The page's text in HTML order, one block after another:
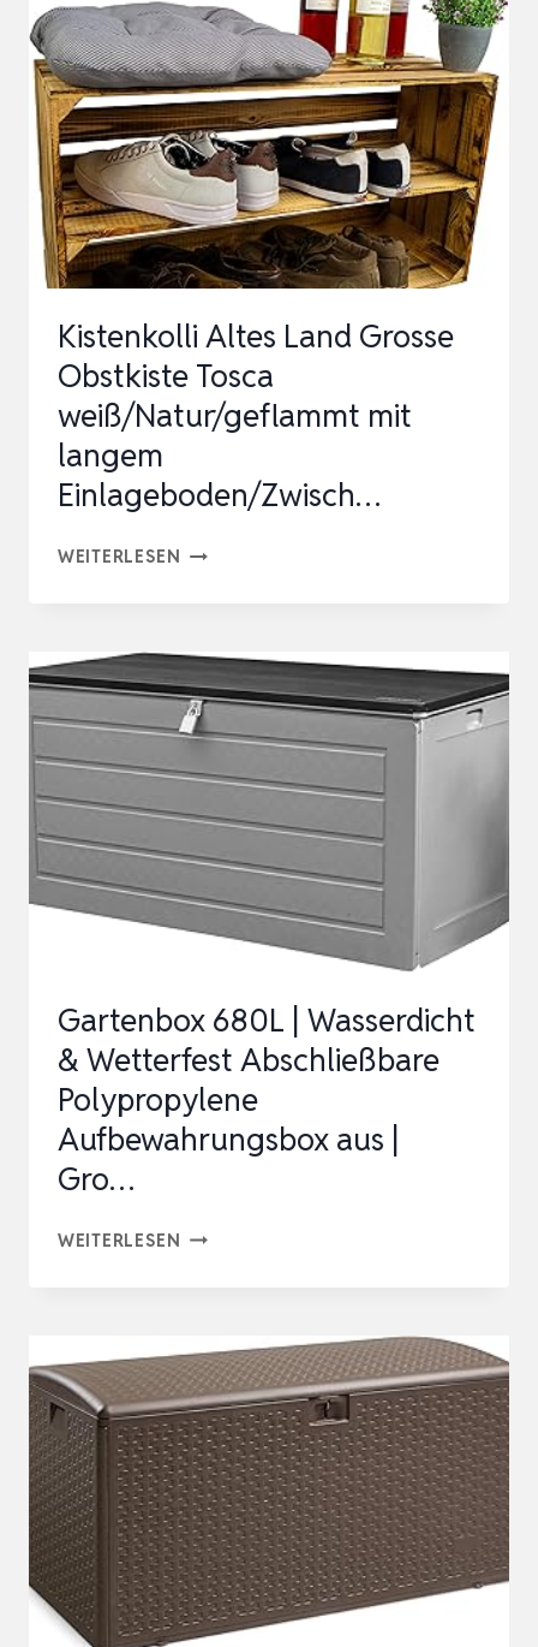
WEISS M
IT G
EFLAMMTEN B
ODEN M
IT M
ITTELBRETT G
EFLAMMT L
ÄNGS A
Kistenkolli Altes Land Grosse
Obstkiste Tosca
weiß/Natur/geflammt mit
langem
Einlageboden/Zwisch…
WEITERLESEN KISTENKOLLI
GROSSE
OBSTKISTE
TOSCA
WEISS/NATUR/GEFLAMMT M
IT L
INLAGEBODEN/ZWISCH…
Gartenbox 680L | Wasserdicht
& Wetterfest Abschließbare
Polypropylene
Aufbewahrungsbox aus |
Gro…
WEITERLESEN GARTENBOX
WASSERDICHT
&
WETTERFEST
ABSCHLIESSBARE P
OLYPROPYLENE A
UFBEWAHRUNGSBOX A
US |
G
RO…